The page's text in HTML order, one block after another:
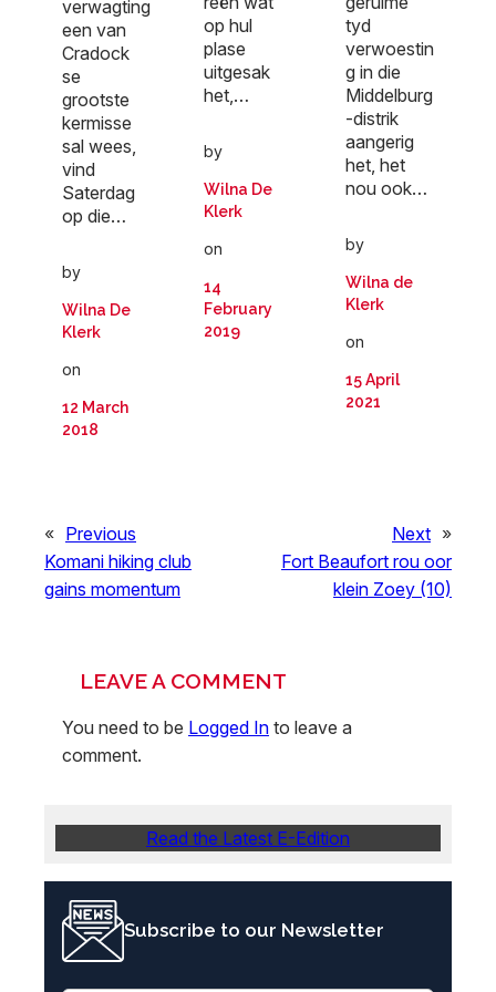
verwagting
een van
Cradock
se
grootste
kermisse
sal wees,
vind
Saterdag
op die…
by
Wilna De
Klerk
on
12 March
2018
op hul
plase
uitgesak
het,…
by
Wilna De
Klerk
on
14
February
2019
tyd
verwoestin
g in die
Middelburg
-distrik
aangerig
het, het
nou ook…
by
Wilna de
Klerk
on
15 April
2021
« Previous
Komani hiking club
gains momentum
Next »
Fort Beaufort rou oor
klein Zoey (10)
LEAVE A COMMENT
You need to be Logged In to leave a
comment.
Read the Latest E-Edition
Subscribe to our Newsletter